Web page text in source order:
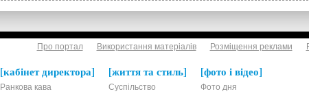
Про портал Використання матеріалів Розміщення реклами
кабінет директора
Ранкова кава
життя та стиль
Суспільство
фото і відео
Фото дня